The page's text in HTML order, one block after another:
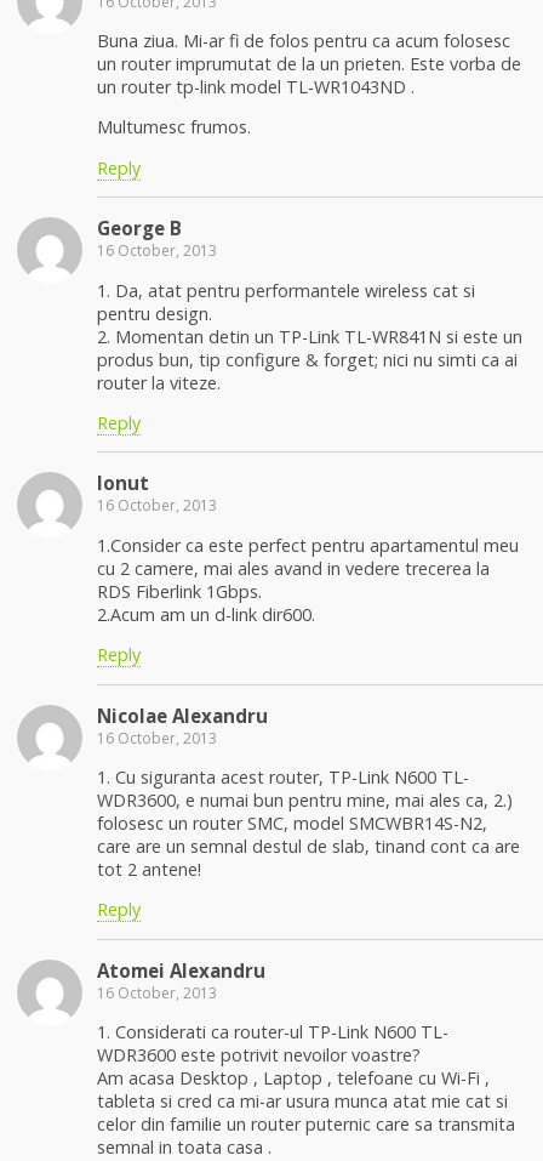
Buna ziua. Mi-ar fi de folos pentru ca acum folosesc
un router imprumutat de la un prieten. Este vorba de
un router tp-link model TL-WR1043ND .
Multumesc frumos.
Reply
George B
16 October, 2013
1. Da, atat pentru performantele wireless cat si
pentru design.
2. Momentan detin un TP-Link TL-WR841N si este un
produs bun, tip configure & forget; nici nu simti ca ai
router la viteze.
Reply
Ionut
16 October, 2013
1.Consider ca este perfect pentru apartamentul meu
cu 2 camere, mai ales avand in vedere trecerea la
RDS Fiberlink 1Gbps.
2.Acum am un d-link dir600.
Reply
Nicolae Alexandru
16 October, 2013
1. Cu siguranta acest router, TP-Link N600 TL-
WDR3600, e numai bun pentru mine, mai ales ca, 2.)
folosesc un router SMC, model SMCWBR14S-N2,
care are un semnal destul de slab, tinand cont ca are
tot 2 antene!
Reply
Atomei Alexandru
16 October, 2013
1. Considerati ca router-ul TP-Link N600 TL-
WDR3600 este potrivit nevoilor voastre?
Am acasa Desktop , Laptop , telefoane cu Wi-Fi ,
tableta si cred ca mi-ar usura munca atat mie cat si
celor din familie un router puternic care sa transmita
semnal in toata casa .